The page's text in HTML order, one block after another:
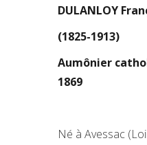
DULANLOY
(1825-1913)
Aumônier
1869
Né à Avessac